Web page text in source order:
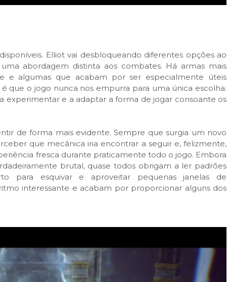
Elliot vai desbloqueando diferentes opções ao
abordagem distinta aos combates. Há armas mais
e algumas que acabam por ser especialmente úteis
que o jogo nunca nos empurra para uma única escolha.
experimentar e a adaptar a forma de jogar consoante os
de forma mais evidente. Sempre que surgia um novo
que mecânica iria encontrar a seguir e, felizmente,
fresca durante praticamente todo o jogo. Embora
brutal, quase todos obrigam a ler padrões
para esquivar e aproveitar pequenas janelas de
interessante e acabam por proporcionar alguns dos